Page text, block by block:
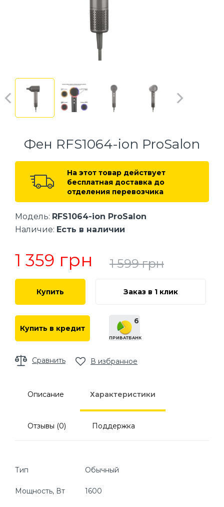
Фен RFS1064-ion ProSalon
На этот товар действует
бесплатная доставка до
отделения перевозчика
Модель: RFS1064-ion ProSalon
Наличие: Есть в наличии
1 359 грн 1 599грн
Купить Заказ в 1 клик
Купить в кредит
6
ПРИВАТБАНК
Сравнить В избранное
Описание Характеристики
Отзывы (0) Поддержка
Тип Обычный
Мощность, Вт 1600